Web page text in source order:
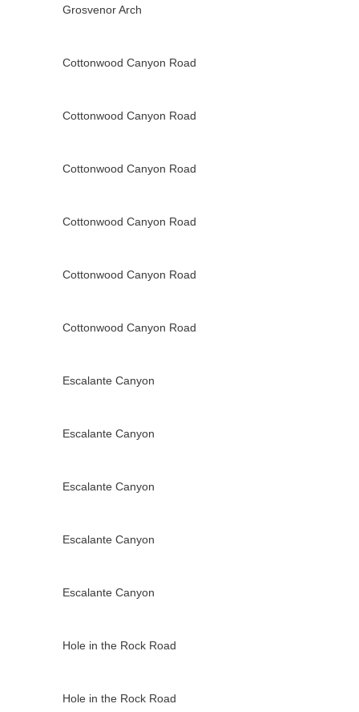
Grosvenor Arch
Cottonwood Canyon Road
Cottonwood Canyon Road
Cottonwood Canyon Road
Cottonwood Canyon Road
Cottonwood Canyon Road
Cottonwood Canyon Road
Escalante Canyon
Escalante Canyon
Escalante Canyon
Escalante Canyon
Escalante Canyon
Hole in the Rock Road
Hole in the Rock Road